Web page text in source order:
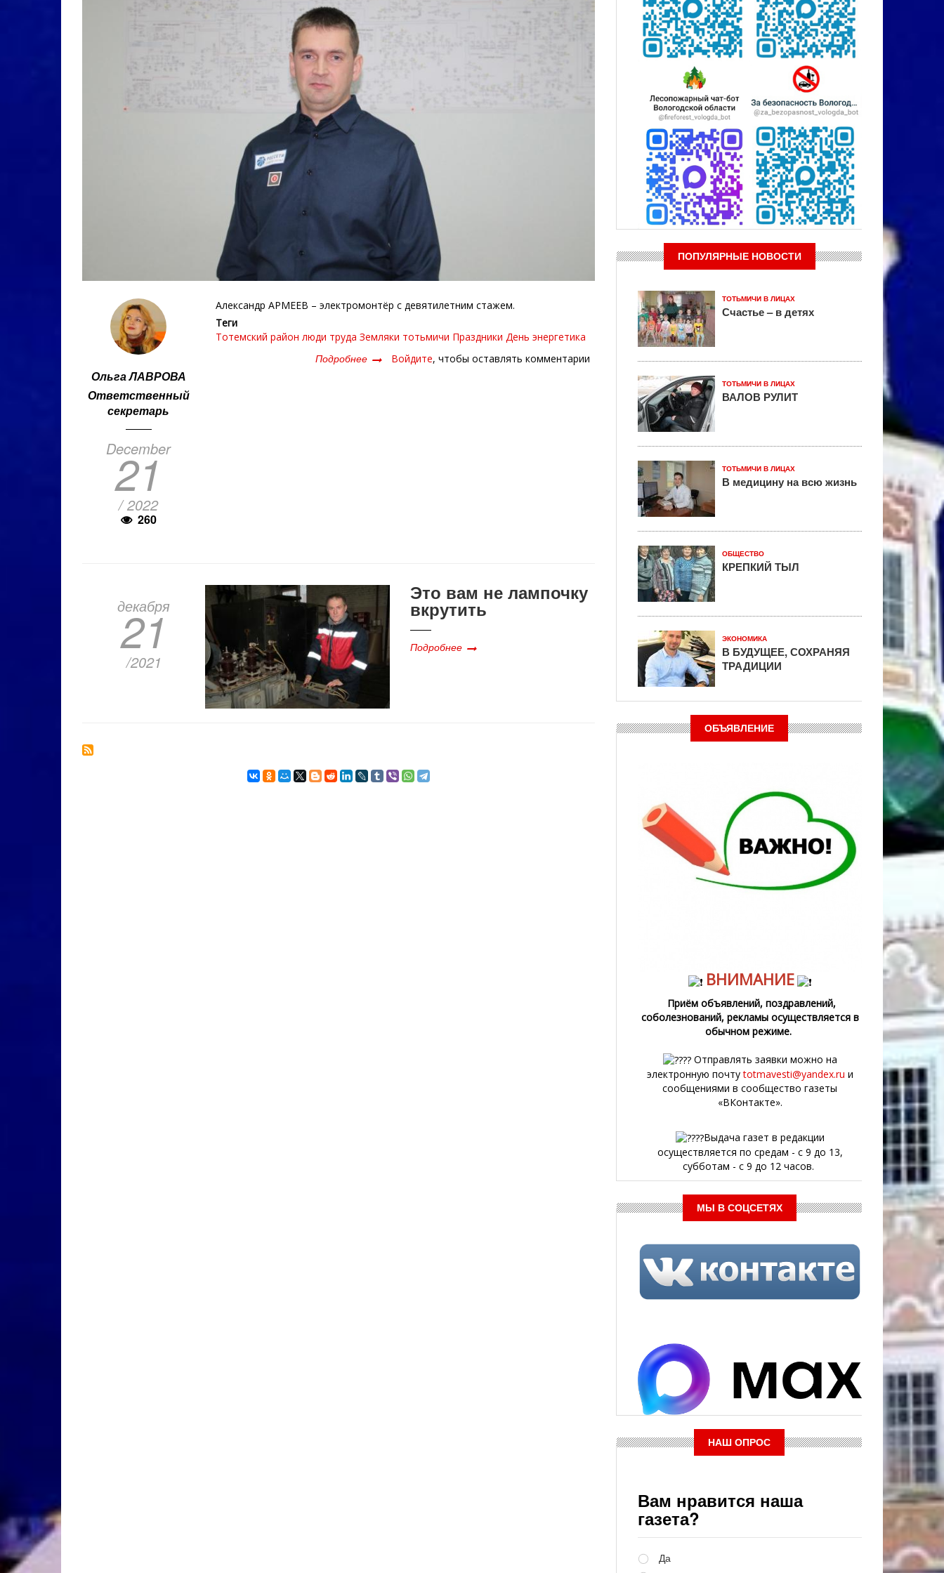
Ольга ЛАВРОВА
Ответственный
секретарь
December
21
/ 2022
260
Александр АРМЕЕВ – электромонтёр с девятилетним стажем.
Теги
Тотемский район люди труда Земляки тотьмичи Праздники День энергетика
Подробнее о
Войдите, чтобы оставлять комментарии
декабря
21
/2021
Это вам не лампочку
вкрутить
Подробнее
ПОПУЛЯРНЫЕ НОВОСТИ
ТОТЬМИЧИ В ЛИЦАХ
Счастье – в детях
ТОТЬМИЧИ В ЛИЦАХ
ВАЛОВ РУЛИТ
ТОТЬМИЧИ В ЛИЦАХ
В медицину на всю жизнь
ОБЩЕСТВО
КРЕПКИЙ ТЫЛ
ЭКОНОМИКА
В БУДУЩЕЕ, СОХРАНЯЯ
ТРАДИЦИИ
ОБЪЯВЛЕНИЕ
ВНИМАНИЕ
Приём объявлений, поздравлений,
соболезнований, рекламы осуществляется в
обычном режиме.
Отправлять заявки можно на
электронную почтуtotmavesti@yandex.ru и
сообщениями в сообщество газеты
«ВКонтакте».
Выдача газет в редакции
осуществляется по средам - с 9 до 13,
субботам - с 9 до 12 часов.
МЫ В СОЦСЕТЯХ
НАШ ОПРОС
Вам нравится наша
газета?
Да